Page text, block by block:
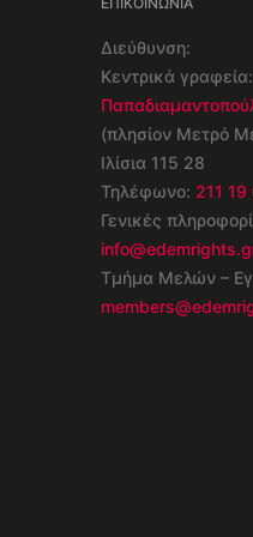
Διεύθυνση:
Κεντρικά γραφεία:
(πλησίον Μετρό
Ιλίσια 115 28
Τηλέφωνο: 211
Γενικές
Τμήμα Μελών –